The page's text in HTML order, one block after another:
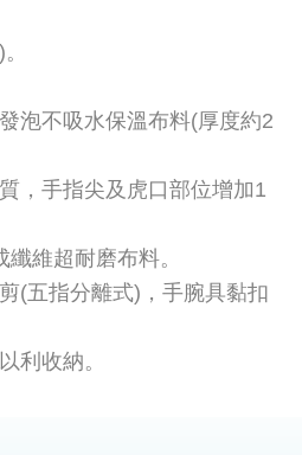
不吸水保溫布料(厚度約2
手指尖及虎口部位增加1
超耐磨布料。
五指分離式)，手腕具黏扣
收納。